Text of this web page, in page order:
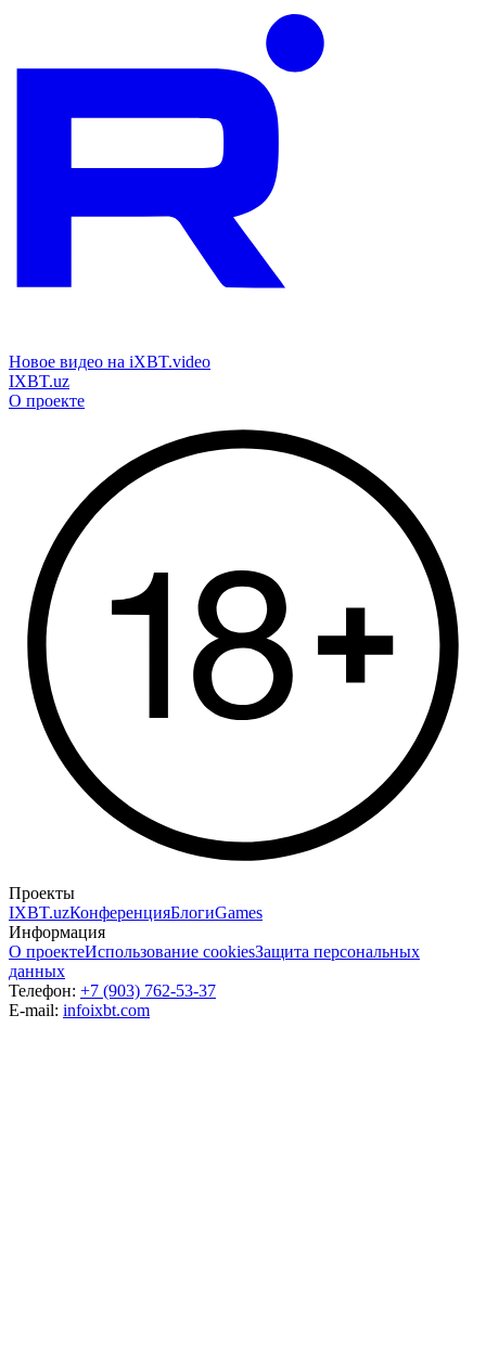
Новое видео на iXBT.video
IXBT.uz
О проекте
Проекты
IXBT.uzКонференцияБлогиGames
Информация
О проектеИспользование cookiesЗащита персональных
данных
Телефон: +7 (903) 762-53-37
E-mail: infoixbt.com